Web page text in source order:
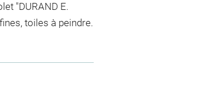
"DURAND E.
toiles à peindre.